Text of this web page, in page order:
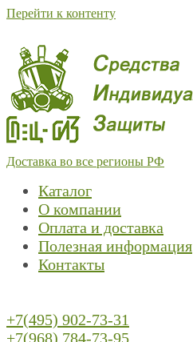
Перейти к контенту
Доставка во все регионы РФ
Каталог
О компании
Оплата и доставка
Полезная информация
Контакты
+7(495) 902-73-31
+7(968) 784-73-95